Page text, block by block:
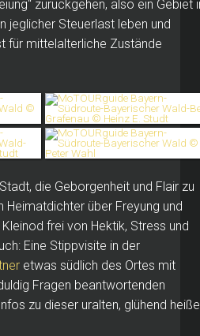
zurückgehen, also ein Gebiet
jeglicher Steuerlast leben und
für mittelalterliche Zustände
die Geborgenheit und Flair zu
Heimatdichter über Freyung und
frei von Hektik, Stress und
Eine Stippvisite in der
etwas südlich des Ortes mit
Fragen beantwortenden
zu dieser uralten, glühend